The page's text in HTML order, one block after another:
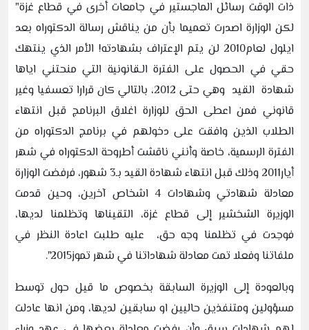
ذات الوقت رسائل الماجستير في جامعات أخرى في قطاع غزة"
لكن الوزارة اصدرت تعميما بأن من يناقش رسالة الدكتوراه بعد
ايلول لعام2010 لن يتم الإعتراف بشهادته! الأمر الذي ينتهك
حقي في الحصول على الفترة الـقانونية التي منحتني اياها
شهادة القيد وهي حتى 2012، بالتالي كان قرارا تعسفيا وغير
قانوني فمن اعطى الحق للوزارة اغلاق البرنامج قبل انتهاء
الطلاب الذين وافقت على دخولهم في برنامج الدكتوراه من
الفترة الرسمية، خاصة وأنني ناقشت أطروحة الدكتوراه في شهر
أيار2011 وذلك قبل انتهاء شهادة القيد بـ3 شهور، فرفضت الوزارة
معادلة شهادتي وشهادات 4 اشخاص آخرين، وحين قدمت
الوزيرة الشخشير إلى قطاع غزة، التقيناها وتظلمنا لديها،
فوجدت في تظلمنا وجه حق، عليه طلبت اعادة النظر في
ملفاتنا وفعلا تمت معادلة شهاداتنا في شهر تموز2015".
وبالعودة إلى الوزيرة السابقة بخصوص ما قيل حول توسط
مسؤولين ومتنفذين حاليين او سابقين لديها، ومن انها عادلت